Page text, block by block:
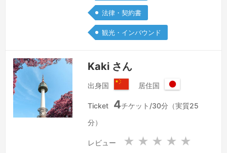
続きを見る »
法律・契約書
観光・インバウンド
Kaki さん
出身国
華
共
居住国
本
Ticket 4チケット/30分（実質25
分）
レビュー ★ ★ ★ ★ ★